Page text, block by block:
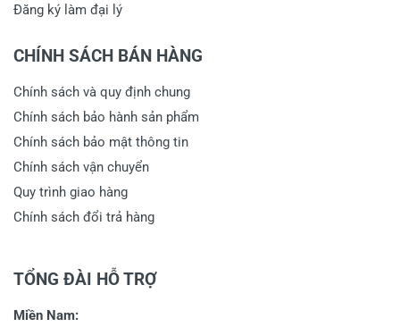
Đăng ký làm đại lý
CHÍNH SÁCH BÁN HÀNG
Chính sách và quy định chung
Chính sách bảo hành sản phẩm
Chính sách bảo mật thông tin
Chính sách vận chuyển
Quy trình giao hàng
Chính sách đổi trả hàng
TỔNG ĐÀI HỖ TRỢ
Miền Nam: